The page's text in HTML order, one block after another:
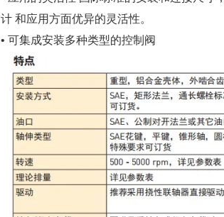
计 和应用方面优异的灵活性。
• 可集成安装多种类型的控制阀